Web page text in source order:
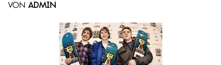
von admin